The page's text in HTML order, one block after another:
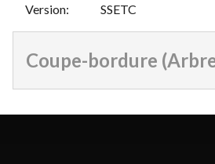
Version: SSETC
Coupe-bordure